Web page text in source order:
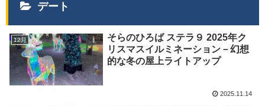
デート
12月
そらのひろば ステラ９ 2025年ク
リスマスイルミネーション－幻想
的な冬の屋上ライトアップ
2025.11.14